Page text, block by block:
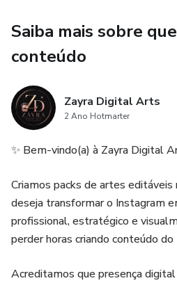
Saiba mais sobre
conteúdo
Zayra Digital Arts
2 Ano Hotmarter
✨ Bem-vindo(a) à Zayra Digital
Criamos packs de artes editáveis
deseja transformar o Instagram
profissional, estratégico e
perder horas criando conteúdo do
Acreditamos que presença